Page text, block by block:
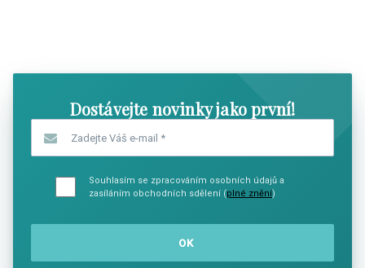
Dostávejte novinky jako první!
Souhlasím se zpracováním osobních údajů a
zasíláním obchodních sdělení (plné znění)